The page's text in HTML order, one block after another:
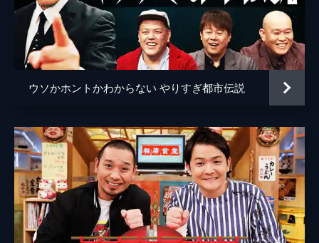
ウソかホントかわからない やりすぎ都市伝説